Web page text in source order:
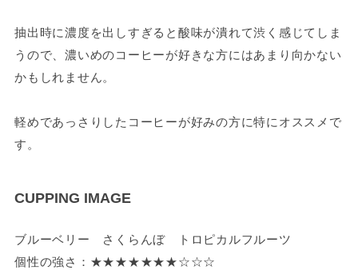
抽出時に濃度を出しすぎると酸味が潰れて渋く感じてしま
うので、濃いめのコーヒーが好きな方にはあまり向かない
かもしれません。
軽めであっさりしたコーヒーが好みの方に特にオススメで
す。
CUPPING IMAGE
ブルーベリー さくらんぼ トロピカルフルーツ
個性の強さ：★★★★★★★☆☆☆